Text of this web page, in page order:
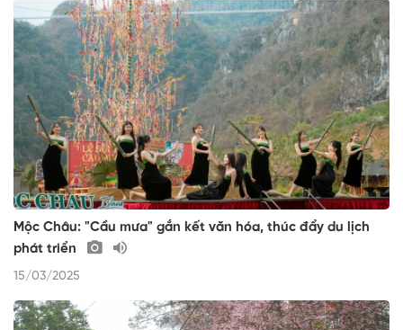
Mộc Châu: "Cầu mưa" gắn kết văn hóa, thúc đẩy du lịch
phát triển
15/03/2025